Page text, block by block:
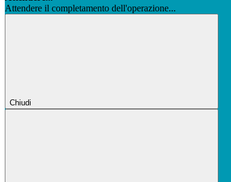
Attendere il completamento dell'operazione...
Chiudi